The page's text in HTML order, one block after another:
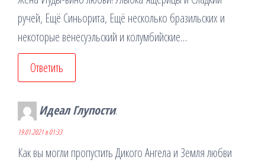
ручей, Ещё Синьорита, Ещё несколько бразильских и
некоторые венесуэльский и колумбийские…
Ответить
Идеал Глупости:
19.01.2021 в 01:33
Как вы могли пропустить Дикого Ангела и Земля любви